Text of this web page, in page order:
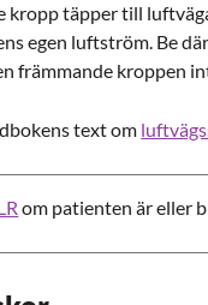
kropp täpper till
egen luftström. Be
främmande kroppen
text om
om patienten är eller